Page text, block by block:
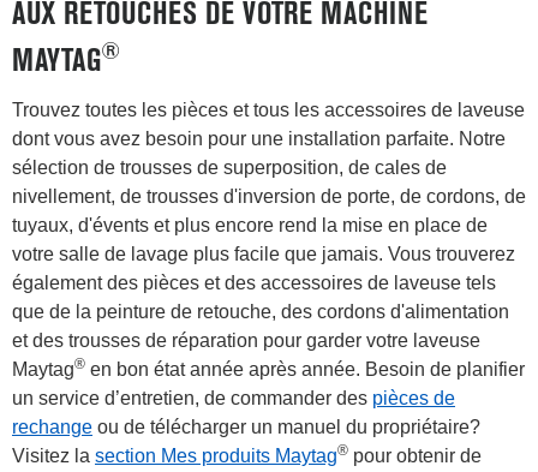
AUX RETOUCHES DE VOTRE MACHINE
MAYTAG®
Trouvez toutes les pièces et tous les accessoires de laveuse
dont vous avez besoin pour une installation parfaite. Notre
sélection de trousses de superposition, de cales de
nivellement, de trousses d'inversion de porte, de cordons, de
tuyaux, d'évents et plus encore rend la mise en place de
votre salle de lavage plus facile que jamais. Vous trouverez
également des pièces et des accessoires de laveuse tels
que de la peinture de retouche, des cordons d'alimentation
et des trousses de réparation pour garder votre laveuse
Maytag® en bon état année après année. Besoin de planifier
un service d’entretien, de commander des pièces de
rechange ou de télécharger un manuel du propriétaire?
Visitez la section Mes produits Maytag® pour obtenir de